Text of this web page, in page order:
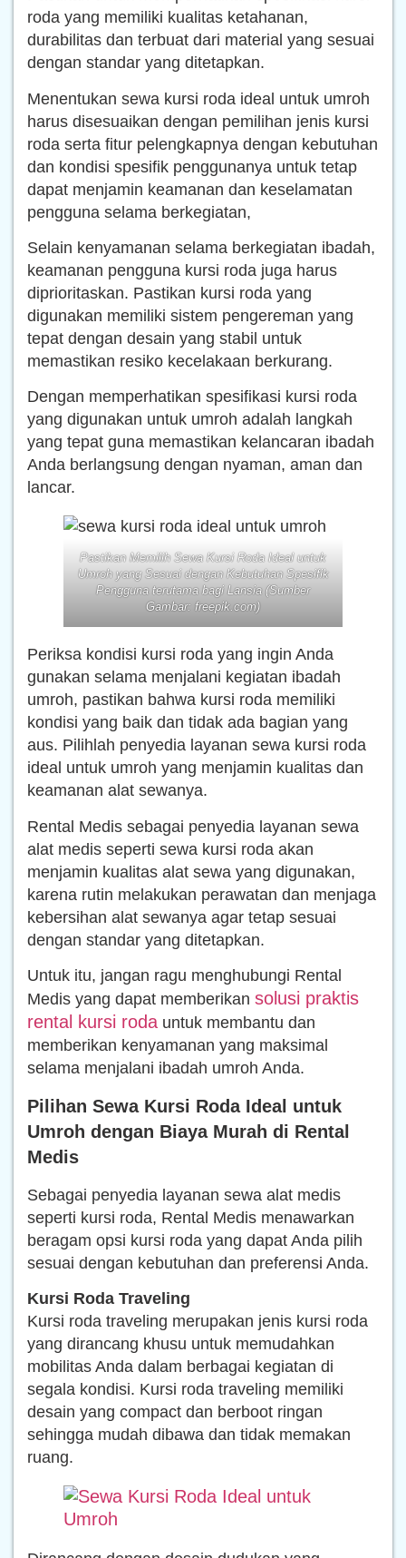
roda yang memiliki kualitas ketahanan,
durabilitas dan terbuat dari material yang sesuai
dengan standar yang ditetapkan.
Menentukan sewa kursi roda ideal untuk umroh
harus disesuaikan dengan pemilihan jenis kursi
roda serta fitur pelengkapnya dengan kebutuhan
dan kondisi spesifik penggunanya untuk tetap
dapat menjamin keamanan dan keselamatan
pengguna selama berkegiatan,
Selain kenyamanan selama berkegiatan ibadah,
keamanan pengguna kursi roda juga harus
diprioritaskan. Pastikan kursi roda yang
digunakan memiliki sistem pengereman yang
tepat dengan desain yang stabil untuk
memastikan resiko kecelakaan berkurang.
Dengan memperhatikan spesifikasi kursi roda
yang digunakan untuk umroh adalah langkah
yang tepat guna memastikan kelancaran ibadah
Anda berlangsung dengan nyaman, aman dan
lancar.
Pastikan Memilih Sewa Kursi Roda Ideal untuk
Umroh yang Sesuai dengan Kebutuhan Spesifik
Pengguna terutama bagi Lansia (Sumber
Gambar: freepik.com)
Periksa kondisi kursi roda yang ingin Anda
gunakan selama menjalani kegiatan ibadah
umroh, pastikan bahwa kursi roda memiliki
kondisi yang baik dan tidak ada bagian yang
aus. Pilihlah penyedia layanan sewa kursi roda
ideal untuk umroh yang menjamin kualitas dan
keamanan alat sewanya.
Rental Medis sebagai penyedia layanan sewa
alat medis seperti sewa kursi roda akan
menjamin kualitas alat sewa yang digunakan,
karena rutin melakukan perawatan dan menjaga
kebersihan alat sewanya agar tetap sesuai
dengan standar yang ditetapkan.
Untuk itu, jangan ragu menghubungi Rental
Medis yang dapat memberikan solusi praktis
rental kursi roda untuk membantu dan
memberikan kenyamanan yang maksimal
selama menjalani ibadah umroh Anda.
Pilihan Sewa Kursi Roda Ideal untuk
Umroh dengan Biaya Murah di Rental
Medis
Sebagai penyedia layanan sewa alat medis
seperti kursi roda, Rental Medis menawarkan
beragam opsi kursi roda yang dapat Anda pilih
sesuai dengan kebutuhan dan preferensi Anda.
Kursi Roda Traveling
Kursi roda traveling merupakan jenis kursi roda
yang dirancang khusu untuk memudahkan
mobilitas Anda dalam berbagai kegiatan di
segala kondisi. Kursi roda traveling memiliki
desain yang compact dan berboot ringan
sehingga mudah dibawa dan tidak memakan
ruang.